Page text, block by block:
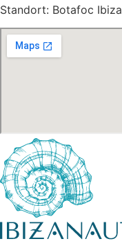
Standort: Botafoc Ibiza